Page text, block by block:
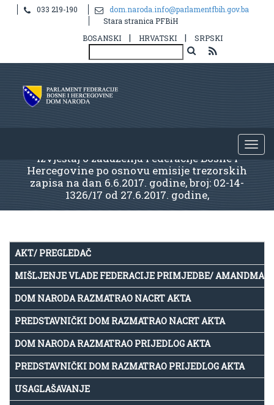
033 219-190
dom.naroda.info@parlamentfbih.gov.ba
Stara stranica PFBiH
BOSANSKI
| HRVATSKI | SRPSKI
Izvještaj o zaduženju Federacije Bosne i
Hercegovine po osnovu emisije trezorskih
zapisa na dan 6.6.2017. godine, broj: 02-14-
1326/17 od 27.6.2017. godine,
AKT/ PREGLEDAČ
MIŠLJENJE VLADE FEDERACIJE PRIMJEDBE/
DOM NARODA RAZMATRAO NACRT AKTA
PREDSTAVNIČKI DOM RAZMATRAO NACRT AKTA
DOM NARODA RAZMATRAO PRIJEDLOG AKTA
PREDSTAVNIČKI DOM RAZMATRAO PRIJEDLOG AKTA
USAGLAŠAVANJE